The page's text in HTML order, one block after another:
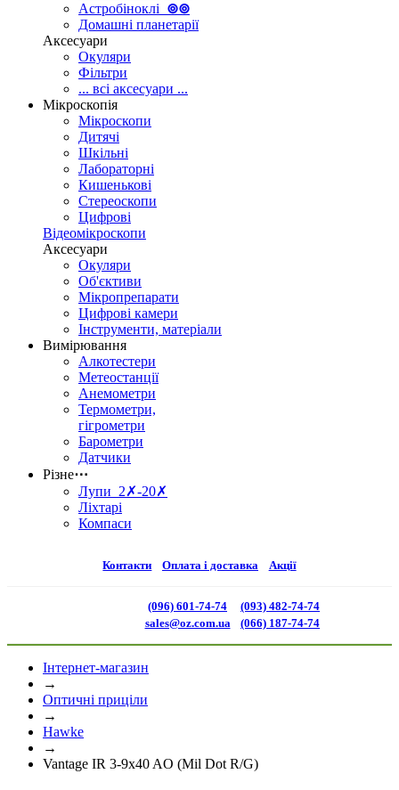
Астробіноклі ⊚⊚
Домашні планетарії
Аксесуари
Окуляри
Фільтри
... всі аксесуари ...
Мікроскопія
Мікроскопи
Дитячі
Шкільні
Лабораторні
Кишенькові
Стереоскопи
Цифрові
Відеомікроскопи
Аксесуари
Окуляри
Об'єктиви
Мікропрепарати
Цифрові камери
Інструменти, матеріали
Вимірювання
Алкотестери
Метеостанції
Анемометри
Термометри,
гігрометри
Барометри
Датчики
Різне⋯
Лупи 2✗-20✗
Ліхтарі
Компаси
Контакти Оплата і доставка Акції
(096) 601-74-74
sales@oz.com.ua
(093) 482-74-74
(066) 187-74-74
Інтернет-магазин
→
Оптичні приціли
→
Hawke
→
Vantage IR 3-9x40 AO (Mil Dot R/G)